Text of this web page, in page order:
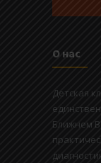
О нас
Детская
Ближнем